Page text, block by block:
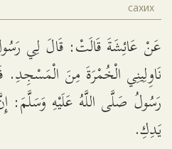
сахих
عَنْ عَائِشَةَ قَالَتْ: قَالَ لِي
نَاوِلِينِي الْخُمْرَةَ مِنَ
رَسُولُ صَلَّى اللَّهُ عَلَيْهِ
يَدِكِ.